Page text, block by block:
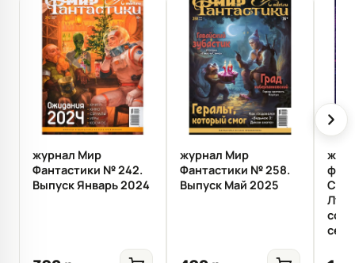
журнал Мир
Фантастики № 242.
Выпуск Январь 2024
журнал Мир
Фантастики № 258.
Выпуск Май 2025